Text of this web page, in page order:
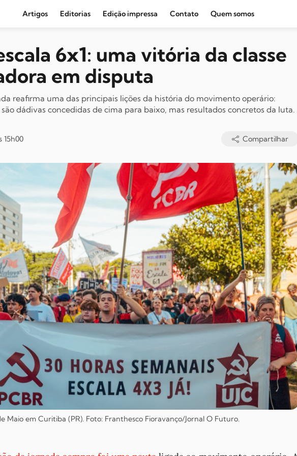
Artigos Editorias
Amazônia
Cultura e Movimentos Sociais
Editoriais
Opinião
Política
Segurança Pública
Sindical
Edição impressa Contato Quem somos
6x1: uma vitória da classe
em disputa
reafirma uma das principais lições da história do movimento operário:
dádivas concedidas de cima para baixo, mas resultados concretos da luta.
15h00 Compartilhar
Maio em Curitiba (PR). Foto: Franthesco Fioravanço/Jornal O Futuro.